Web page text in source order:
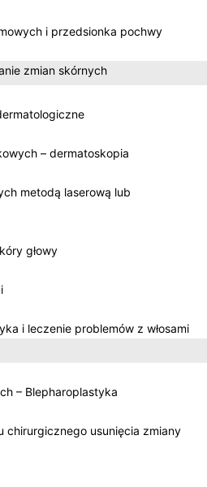
i przedsionka pochwy
zmian skórnych
– dermatoskopia
metodą laserową lub
głowy
i leczenie problemów z włosami
– Blepharoplastyka
chirurgicznego usunięcia zmiany